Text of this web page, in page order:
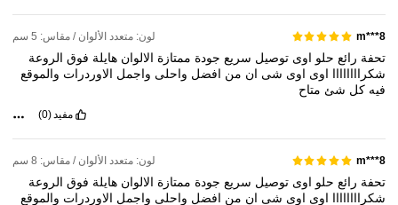
m***8 لون: متعدد الألوان / مقاس: 5 سم
تحفة رائع حلو اوىتوصيل سريع جودة ممتازة الالوانهايلة فوق الروعة
شكراااااااا اوى اوى شى ان من افضل واحلى واجمل الاوردرات والموقع
فيهكل شئ متاح
مفيد(0)
m***8 لون: متعدد الألوان / مقاس: 8 سم
تحفة رائع حلو اوىتوصيل سريع جودة ممتازة الالوانهايلة فوق الروعة
شكراااااااا اوى اوى شى ان من افضل واحلى واجمل الاوردرات والموقع